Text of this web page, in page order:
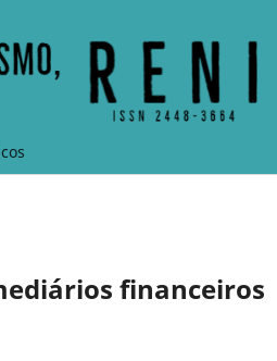
financeiros